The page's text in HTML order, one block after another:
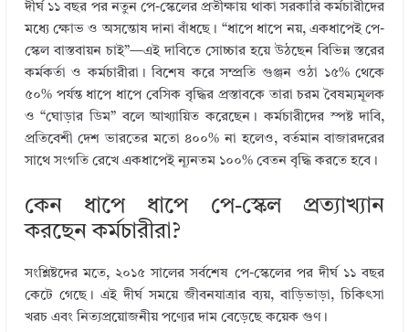
m
bl
r
k
e
dI
n
it
te
r
e
b
o
o
k
ar
e
দীর্ঘ ১১ বছর পর নতুন পে-স্কেলের প্রতীক্ষায় থাকা সরকারি কর্মচারীদের
মধ্যে ক্ষোভ ও অসন্তোষ দানা বাঁধছে। “ধাপে ধাপে নয়, একধাপেই পে-
স্কেল বাস্তবায়ন চাই”—এই দাবিতে সোচ্চার হয়ে উঠছেন বিভিন্ন স্তরের
কর্মকর্তা ও কর্মচারীরা। বিশেষ করে সম্প্রতি গুঞ্জন ওঠা ১৫% থেকে
৫০% পর্যন্ত ধাপে ধাপে বেসিক বৃদ্ধির প্রস্তাবকে তারা চরম বৈষম্যমূলক
ও “ঘোড়ার ডিম” বলে আখ্যায়িত করেছেন। কর্মচারীদের স্পষ্ট দাবি,
প্রতিবেশী দেশ ভারতের মতো ৪০০% না হলেও, বর্তমান বাজারদরের
সাথে সংগতি রেখে একধাপেই ন্যূনতম ১০০% বেতন বৃদ্ধি করতে হবে।
কেন ধাপে ধাপে পে-স্কেল প্রত্যাখ্যান
করছেন কর্মচারীরা?
সংশ্লিষ্টদের মতে, ২০১৫ সালের সর্বশেষ পে-স্কেলের পর দীর্ঘ ১১ বছর
কেটে গেছে। এই দীর্ঘ সময়ে জীবনযাত্রার ব্যয়, বাড়িভাড়া, চিকিৎসা
খরচ এবং নিত্যপ্রয়োজনীয় পণ্যের দাম বেড়েছে কয়েক গুণ।